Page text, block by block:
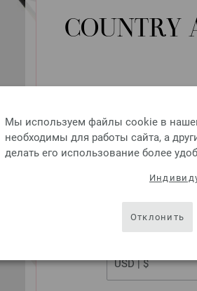
COUNTRY
LANGUAGE
SHIPPING TO
USA - The
Мы используем файлы cookie в
необходимы для работы сайта, а
делать его использование более
Отклонить